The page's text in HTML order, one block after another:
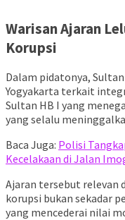
Warisan Ajaran
Korupsi
Dalam pidatonya,
Yogyakarta terkait
Sultan HB I yang
yang selalu
Baca Juga: Polisi
Kecelakaan di Jalan
Ajaran tersebut relevan
korupsi bukan sekadar
yang mencederai nilai